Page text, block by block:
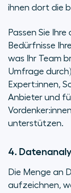
ihnen dort die
Passen Sie
Bedürfnisse
was Ihr Team
Umfrage
Expert:innen,
Anbieter und
unterstützen.
4.
Die Menge an
aufzeichnen,